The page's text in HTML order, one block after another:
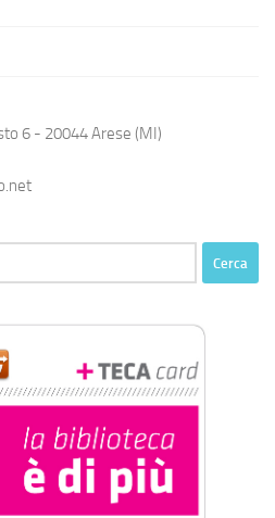
6 - 20044 Arese (MI)